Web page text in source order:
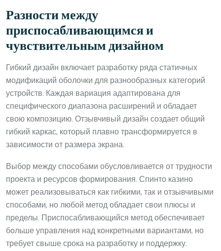
Разности между
приспосабливающимся и
чувствительным дизайном
Гибкий дизайн включает разработку ряда статичных
модификаций оболочки для разнообразных категорий
устройств. Каждая вариация адаптирована для
специфического диапазона расширений и обладает
свою композицию. Отзывчивый дизайн создает общий
гибкий каркас, который плавно трансформируется в
зависимости от размера экрана.
Выбор между способами обусловливается от трудности
проекта и ресурсов формирования. Спинто казино
может реализовываться как гибкими, так и отзывчивыми
способами, но любой метод обладает свои плюсы и
пределы. Приспосабливающийся метод обеспечивает
больше управления над конкретными вариантами, но
требует свыше срока на разработку и поддержку.